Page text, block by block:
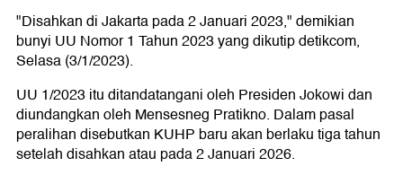
"Disahkan di Jakarta pada 2 Januari 2023," demikian
bunyi UU Nomor 1 Tahun 2023 yang dikutip detikcom,
Selasa (3/1/2023).
UU 1/2023 itu ditandatangani oleh Presiden Jokowi dan
diundangkan oleh Mensesneg Pratikno. Dalam pasal
peralihan disebutkan KUHP baru akan berlaku tiga tahun
setelah disahkan atau pada 2 Januari 2026.